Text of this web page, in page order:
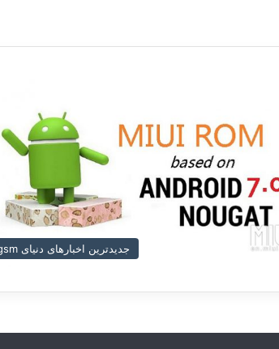
جدیدترین اخبارهای دنیای gsm